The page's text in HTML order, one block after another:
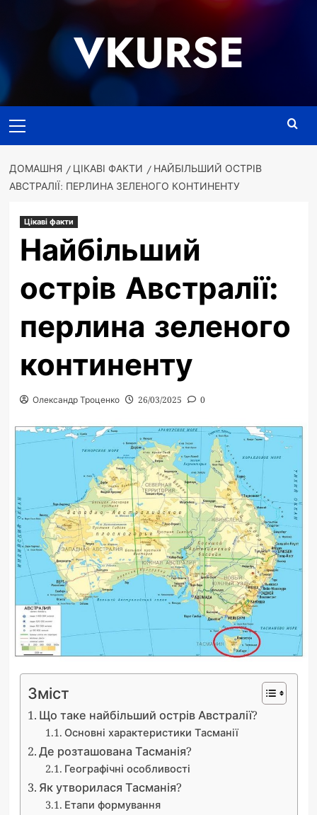
VKURSE
меню
ДОМАШНЯ ЦІКАВІ ФАКТИ
НАЙБІЛЬШИЙ ОСТРІВ
АВСТРАЛІЇ: ПЕРЛИНА ЗЕЛЕНОГО КОНТИНЕНТУ
Цікаві факти
Найбільший
острів Австралії:
перлина зеленого
континенту
Олександр Троценко 26/03/2025 0
Зміст
Що таке найбільший острів Австралії?
Основні характеристики Тасманії
Де розташована Тасманія?
Географічні особливості
Як утворилася Тасманія?
Етапи формування